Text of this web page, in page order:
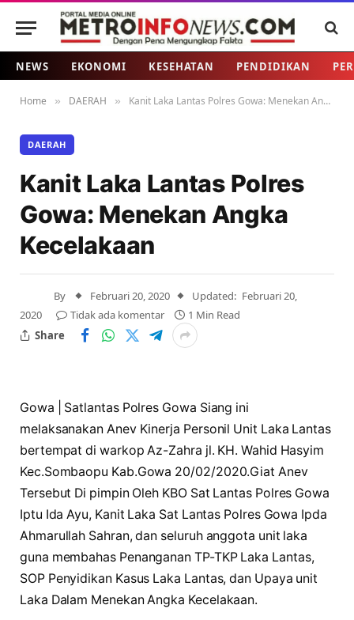
NEWS EKONOMI KESEHATAN PENDIDIKAN
Home » DAERAH » Kanit Laka Lantas Polres Gowa: Menekan Angka Kecelakaan
DAERAH
Kanit Laka Lantas Polres
Gowa: Menekan Angka
Kecelakaan
By Februari 20, 2020 Updated: Februari 20,
2020
Tidak ada komentar
1 Min Read
Share
Gowa | Satlantas Polres Gowa Siang ini
melaksanakan Anev Kinerja Personil Unit Laka Lantas
bertempat di warkop Az-Zahra jl. KH. Wahid Hasyim
Kec.Sombaopu Kab.Gowa 20/02/2020.Giat Anev
Tersebut Di pimpin Oleh KBO Sat Lantas Polres Gowa
Iptu Ida Ayu, Kanit Laka Sat Lantas Polres Gowa Ipda
Ahmarullah Sahran, dan seluruh anggota unit laka
guna membahas Penanganan TP-TKP Laka Lantas,
SOP Penyidikan Kasus Laka Lantas, dan Upaya unit
Laka Dalam Menekan Angka Kecelakaan.